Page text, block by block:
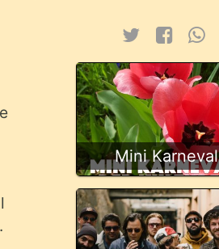
Mini Karneval